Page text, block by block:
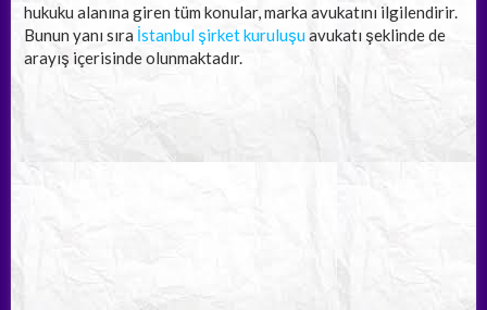
hukuku alanına giren tüm konular, marka avukatını ilgilendirir.
Bunun yanı sıra İstanbul şirket kuruluşuavukatı şeklinde de
arayış içerisinde olunmaktadır.